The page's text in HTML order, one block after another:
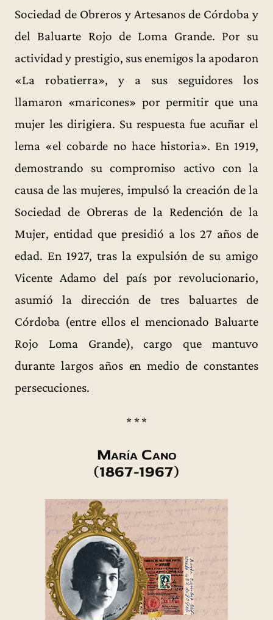
Sociedad de Obreros y Artesanos de Córdoba y
del Baluarte Rojo de Loma Grande. Por su
actividad y prestigio, sus enemigos la apodaron
«La robatierra», y a sus seguidores los
llamaron «maricones» por permitir que una
mujer les dirigiera. Su respuesta fue acuñar el
lema «el cobarde no hace historia». En 1919,
demostrando su compromiso activo con la
causa de las mujeres, impulsó la creación de la
Sociedad de Obreras de la Redención de la
Mujer, entidad que presidió a los 27 años de
edad. En 1927, tras la expulsión de su amigo
Vicente Adamo del país por revolucionario,
asumió la dirección de tres baluartes de
Córdoba (entre ellos el mencionado Baluarte
Rojo Loma Grande), cargo que mantuvo
durante largos años en medio de constantes
persecuciones.
* * *
María Cano
(1867-1967)